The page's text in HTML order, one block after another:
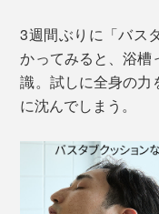
3週間ぶりに「バス
かってみると、浴槽
識。試しに全身の力
に沈んでしまう。